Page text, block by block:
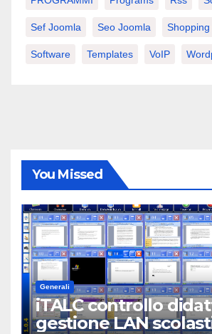
Sef Joomla Seo Joomla
Software Templates VoIP
You Missed
Generali
iTALC controllo
gestione LAN